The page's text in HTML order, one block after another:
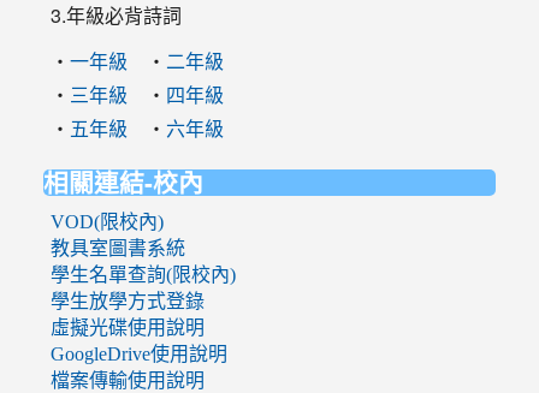
3.年級必背詩詞
‧ 一年級 ‧ 二年級
‧ 三年級 ‧ 四年級
‧ 五年級 ‧ 六年級
相關連結-校內
VOD(限校內)
教具室圖書系統
學生名單查詢(限校內)
學生放學方式登錄
虛擬光碟使用說明
GoogleDrive使用說明
檔案傳輸使用說明